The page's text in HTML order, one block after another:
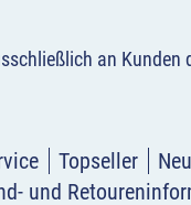
an
Topseller
und